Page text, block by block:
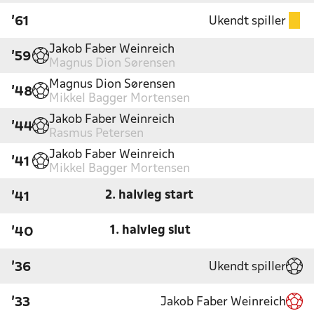
'61 Ukendt spiller
'59
Jakob Faber Weinreich
Magnus Dion Sørensen
'48
Magnus Dion Sørensen
Mikkel Bagger Mortensen
'44
Jakob Faber Weinreich
Rasmus Petersen
'41
Jakob Faber Weinreich
Mikkel Bagger Mortensen
'41 2. halvleg start
'40 1. halvleg slut
'36 Ukendt spiller
'33 Jakob Faber Weinreich